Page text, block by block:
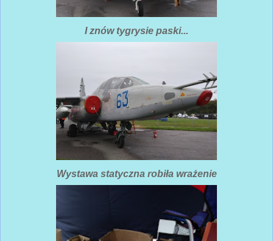
I znów tygrysie paski...
Wystawa statyczna robiła wrażenie